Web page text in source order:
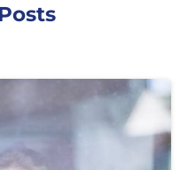
nicht in die Nähe
telefonierende
Telefonat ein Gerät